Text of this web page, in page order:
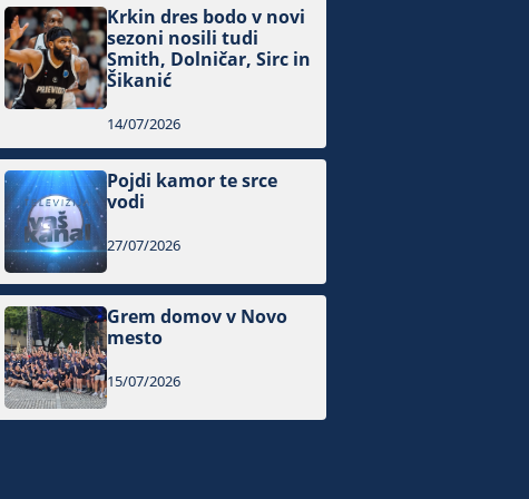
Krkin dres bodo v novi
sezoni nosili tudi
Smith, Dolničar, Sirc in
Šikanić
14/07/2026
Pojdi kamor te srce
vodi
27/07/2026
Grem domov v Novo
mesto
15/07/2026